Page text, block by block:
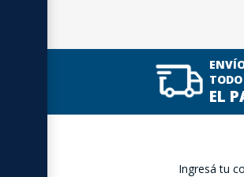
TODO
EL
Ingresá tu